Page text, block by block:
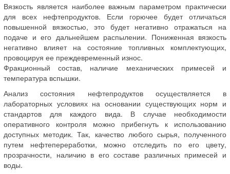
Вязкость является наиболее важным параметром практически
для всех нефтепродуктов. Если горючее будет отличаться
повышенной вязкостью, это будет негативно отражаться на
подаче и его дальнейшем распылении. Пониженная вязкость
негативно влияет на состояние топливных комплектующих,
провоцируя ее преждевременный износ.
Фракционный состав, наличие механических примесей и
температура вспышки.
Анализ состояния нефтепродуктов осуществляется в
лабораторных условиях на основании существующих норм и
стандартов для каждого вида. В случае необходимости
оперативного контроля можно прибегнуть к использованию
доступных методик. Так, качество любого сырья, полученного
путем нефтепереработки, можно отследить по его цвету,
прозрачности, наличию в его составе различных примесей и
воды.